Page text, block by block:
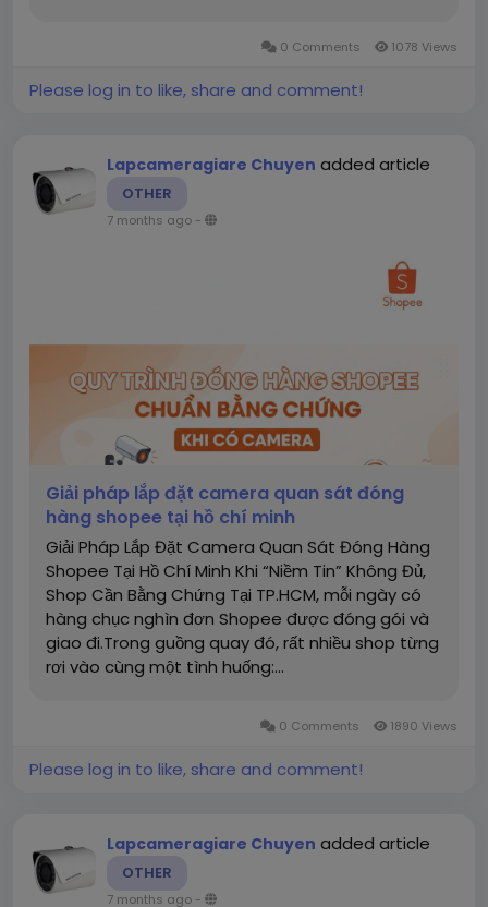
0 Comments 1078 Views
Please log in to like, share and comment!
Lapcameragiare Chuyen added article
OTHER
7 months ago -
Giải pháp lắp đặt camera quan sát đóng
hàng shopee tại hồ chí minh
Giải Pháp Lắp Đặt Camera Quan Sát Đóng Hàng
Shopee Tại Hồ Chí Minh Khi “Niềm Tin” Không Đủ,
Shop Cần Bằng Chứng Tại TP.HCM, mỗi ngày có
hàng chục nghìn đơn Shopee được đóng gói và
giao đi.Trong guồng quay đó, rất nhiều shop từng
rơi vào cùng một tình huống:...
0 Comments 1890 Views
Please log in to like, share and comment!
Lapcameragiare Chuyen added article
OTHER
7 months ago -